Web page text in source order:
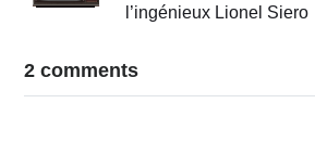
l’ingénieux Lionel Siero
2 comments